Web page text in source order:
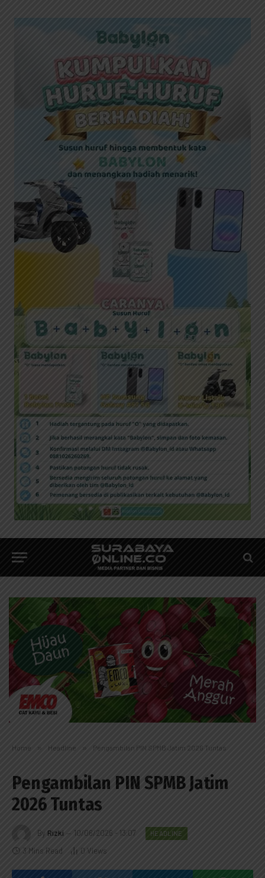
Home » Headline » Pengambilan PIN SPMB Jatim 2026 Tuntas
Pengambilan PIN SPMB Jatim
2026 Tuntas
By Rizki 10/06/2026 - 13:07 HEADLINE
3 Mins Read 0 Views